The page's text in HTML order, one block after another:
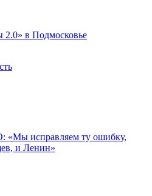
в Подмосковье
«Мы исправляем ту ошибку,
и Ленин»